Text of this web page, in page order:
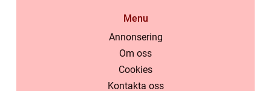
Menu
Annonsering
Om oss
Cookies
Kontakta oss